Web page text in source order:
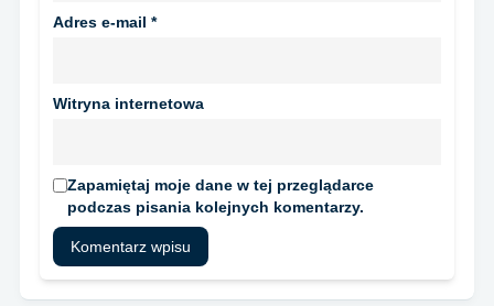
Adres e-mail *
Witryna internetowa
Zapamiętaj moje dane w tej przeglądarce
podczas pisania kolejnych komentarzy.